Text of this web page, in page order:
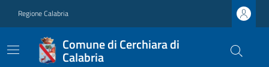
Regione Calabria
Comune di Cerchiara di
Calabria